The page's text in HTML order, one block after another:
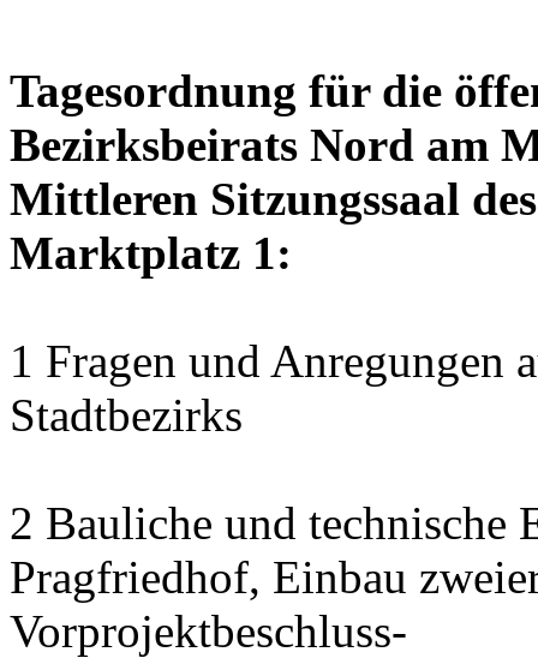
Tagesordnung für die
Bezirksbeirats Nord am
Mittleren Sitzungssaal
Marktplatz 1:
1 Fragen und Anregungen
Stadtbezirks
2 Bauliche und technische
Pragfriedhof, Einbau
Vorprojektbeschluss-